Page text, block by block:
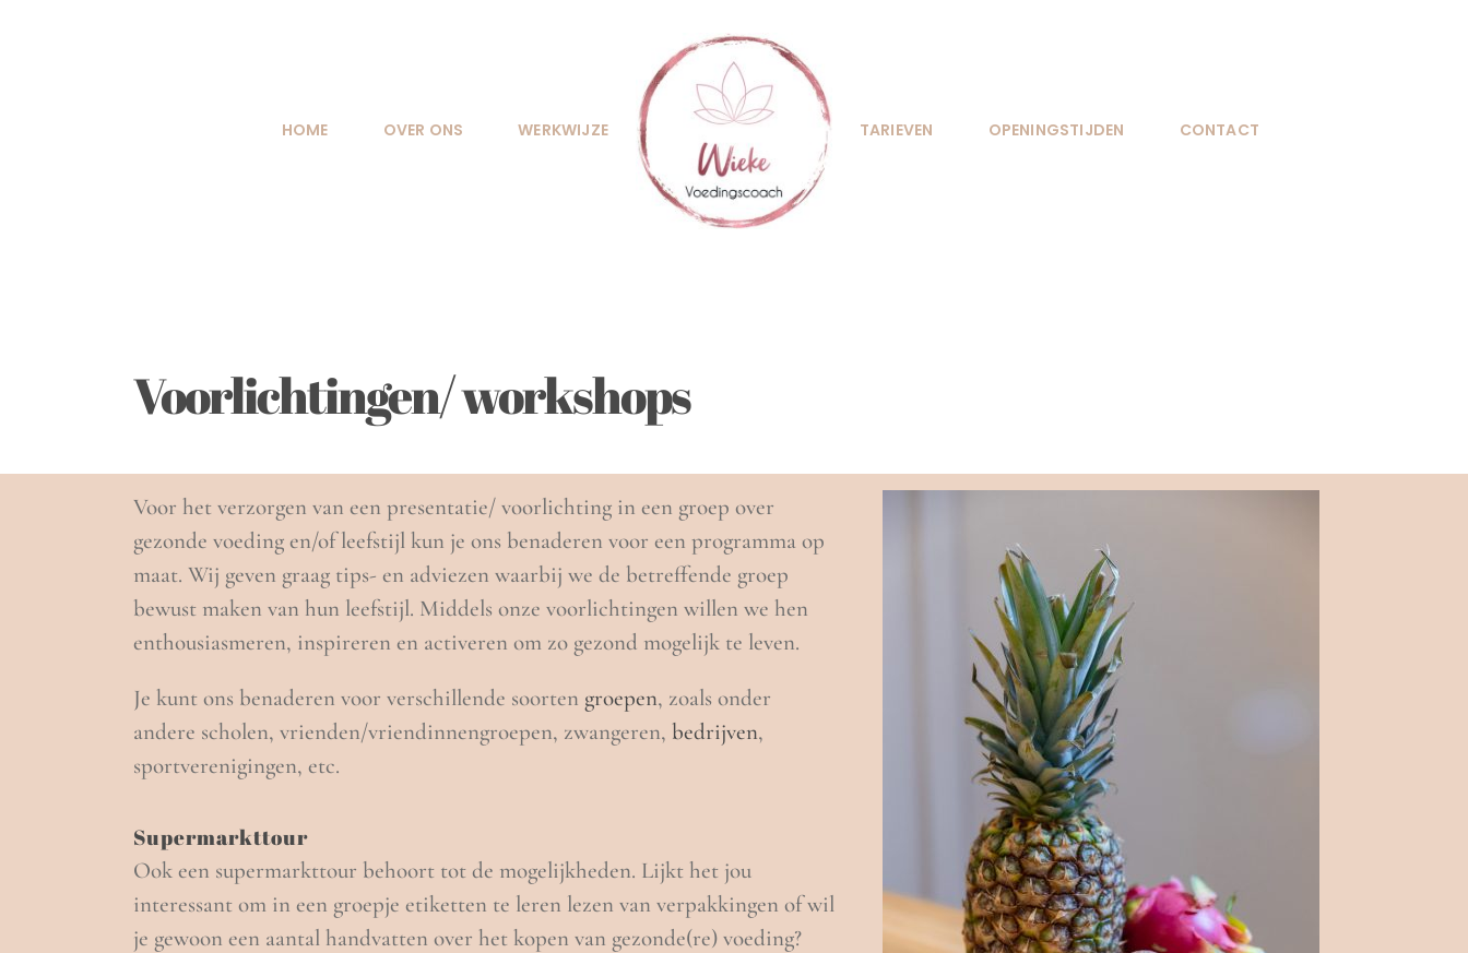
HOME OVER ONS WERKWIJZE TARIEVEN OPENINGSTIJDEN CONTACT
Voorlichtingen/ workshops
Voor het verzorgen van een presentatie/ voorlichting in een groep over
gezonde voeding en/of leefstijl kun je ons benaderen voor een programma op
maat. Wij geven graag tips- en adviezen waarbij we de betreffende groep
bewust maken van hun leefstijl. Middels onze voorlichtingen willen we hen
enthousiasmeren, inspireren en activeren om zo gezond mogelijk te leven.
Je kunt ons benaderen voor verschillende soorten groepen, zoals onder
andere scholen, vrienden/vriendinnengroepen, zwangeren, bedrijven,
sportverenigingen, etc.
Supermarkttour
Ook een supermarkttour behoort tot de mogelijkheden. Lijkt het jou
interessant om in een groepje etiketten te leren lezen van verpakkingen of wil
je gewoon een aantal handvatten over het kopen van gezonde(re) voeding?